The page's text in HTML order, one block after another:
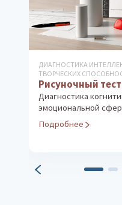
ДИАГНОСТИКА
ТВОРЧЕСКИХ
Рисуночный
Диагностика
эмоциональной
Подробнее